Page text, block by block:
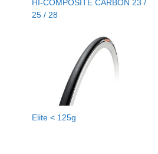
HI-COMPOSITE CARBON 23 /
25 / 28
Elite < 125g